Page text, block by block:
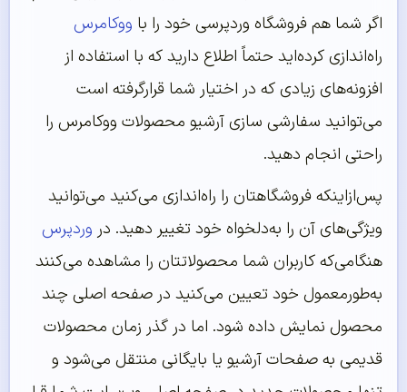
اگر شما هم فروشگاه وردپرسی خود را با ووکامرس
راه‌اندازی کرده‌اید حتماً اطلاع دارید که با استفاده از
افزونه‌های زیادی که در اختیار شما قرارگرفته است
می‌توانید سفارشی سازی آرشیو محصولات ووکامرس را
راحتی انجام دهید.
پس‌ازاینکه فروشگاهتان را راه‌اندازی می‌کنید می‌توانید
ویژگی‌های آن را به‌دلخواه خود تغییر دهید. در وردپرس
هنگامی‌که کاربران شما محصولاتتان را مشاهده می‌کنند
به‌طورمعمول خود تعیین می‌کنید در صفحه اصلی چند
محصول نمایش داده شود. اما در گذر زمان محصولات
قدیمی به صفحات آرشیو یا بایگانی منتقل می‌شود و